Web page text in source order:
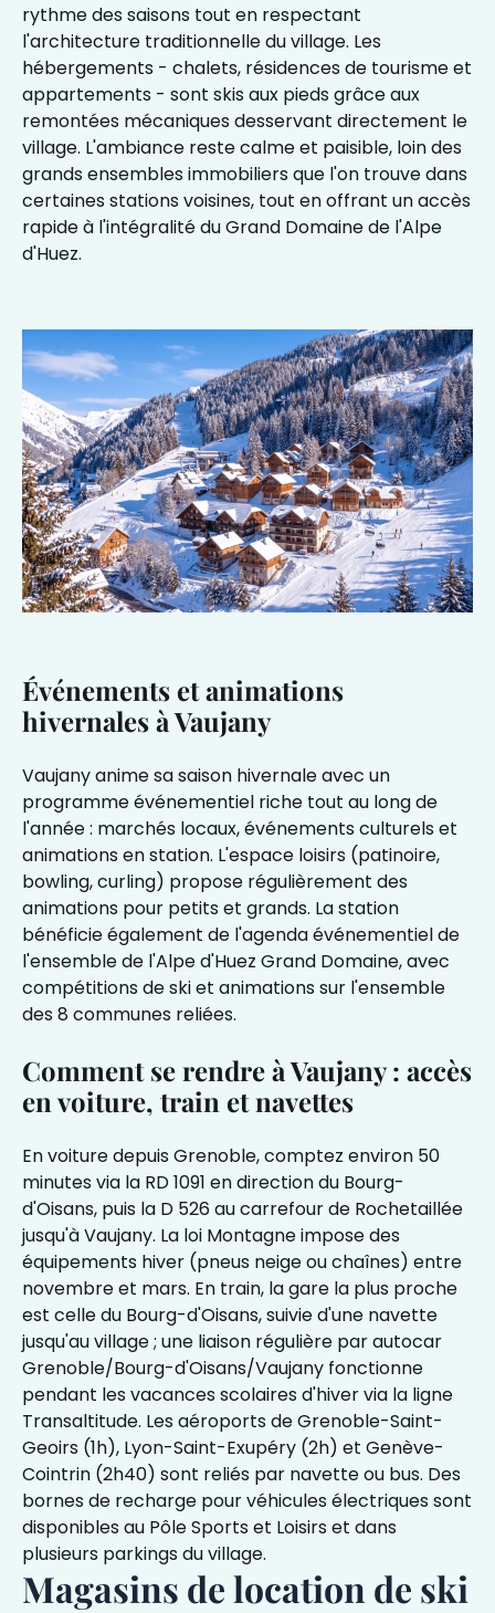
rythme des saisons tout en respectant
l'architecture traditionnelle du village. Les
hébergements - chalets, résidences de tourisme et
appartements - sont skis aux pieds grâce aux
remontées mécaniques desservant directement le
village. L'ambiance reste calme et paisible, loin des
grands ensembles immobiliers que l'on trouve dans
certaines stations voisines, tout en offrant un accès
rapide à l'intégralité du Grand Domaine de l'Alpe
d'Huez.
Événements et animations
hivernales à Vaujany
Vaujany anime sa saison hivernale avec un
programme événementiel riche tout au long de
l'année : marchés locaux, événements culturels et
animations en station. L'espace loisirs (patinoire,
bowling, curling) propose régulièrement des
animations pour petits et grands. La station
bénéficie également de l'agenda événementiel de
l'ensemble de l'Alpe d'Huez Grand Domaine, avec
compétitions de ski et animations sur l'ensemble
des 8 communes reliées.
Comment se rendre à Vaujany : accès
en voiture, train et navettes
En voiture depuis Grenoble, comptez environ 50
minutes via la RD 1091 en direction du Bourg-
d'Oisans, puis la D 526 au carrefour de Rochetaillée
jusqu'à Vaujany. La loi Montagne impose des
équipements hiver (pneus neige ou chaînes) entre
novembre et mars. En train, la gare la plus proche
est celle du Bourg-d'Oisans, suivie d'une navette
jusqu'au village ; une liaison régulière par autocar
Grenoble/Bourg-d'Oisans/Vaujany fonctionne
pendant les vacances scolaires d'hiver via la ligne
Transaltitude. Les aéroports de Grenoble-Saint-
Geoirs (1h), Lyon-Saint-Exupéry (2h) et Genève-
Cointrin (2h40) sont reliés par navette ou bus. Des
bornes de recharge pour véhicules électriques sont
disponibles au Pôle Sports et Loisirs et dans
plusieurs parkings du village.
Magasins de location de ski